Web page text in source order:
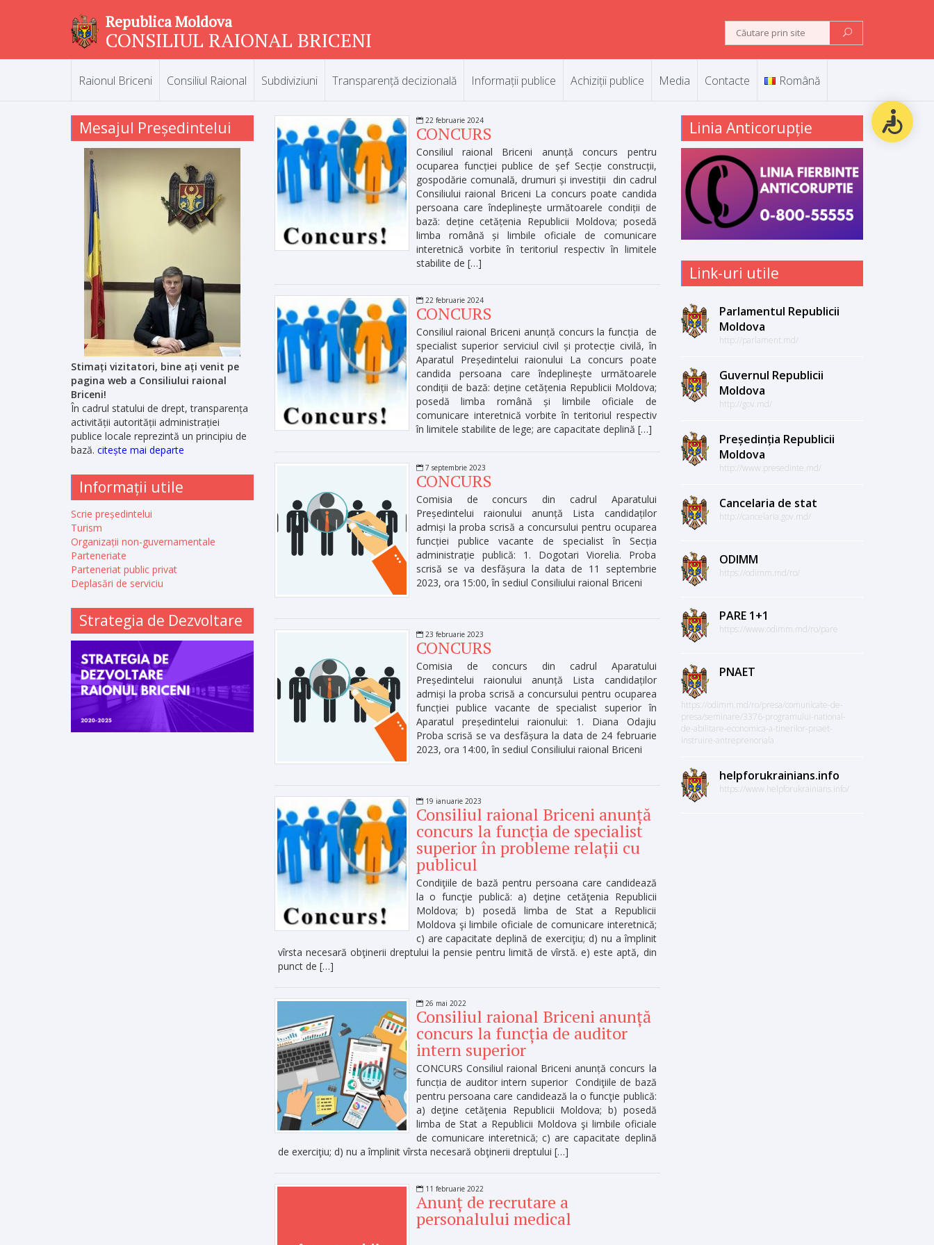
Republica Moldova
CONSILIUL RAIONAL BRICENI
Raionul Briceni Consiliul Raional Subdiviziuni Transparență decizională Informații publice Achiziții publice Media Contacte Română
Mesajul Președintelui
Stimați vizitatori, bine ați venit pe
pagina web a Consiliului raional
Briceni!
În cadrul statului de drept, transparența
activității autorității administrației
publice locale reprezintă un principiu de
bază. citește mai departe
Informații utile
Scrie președintelui
Turism
Organizații non-guvernamentale
Parteneriate
Parteneriat public privat
Deplasări de serviciu
Strategia de Dezvoltare
22 februarie 2024
CONCURS
Consiliul raional Briceni anunță concurs pentru
ocuparea funcției publice de șef Secție construcții,
gospodărie comunală, drumuri și investiții din cadrul
Consiliului raional Briceni La concurs poate candida
persoana care îndeplinește următoarele condiții de
bază: deține cetățenia Republicii Moldova; posedă
limba română și limbile oficiale de comunicare
interetnică vorbite în teritoriul respectiv în limitele
stabilite de […]
22 februarie 2024
CONCURS
Consiliul raional Briceni anunță concurs la funcția de
specialist superior serviciul civil și protecție civilă, în
Aparatul Președintelui raionului La concurs poate
candida persoana care îndeplinește următoarele
condiții de bază: deține cetățenia Republicii Moldova;
posedă limba română și limbile oficiale de
comunicare interetnică vorbite în teritoriul respectiv
în limitele stabilite de lege; are capacitate deplină […]
7 septembrie 2023
CONCURS
Comisia de concurs din cadrul Aparatului
Președintelui raionului anunță Lista candidaților
admiși la proba scrisă a concursului pentru ocuparea
funcției publice vacante de specialist în Secția
administrație publică: 1. Dogotari Viorelia. Proba
scrisă se va desfășura la data de 11 septembrie
2023, ora 15:00, în sediul Consiliului raional Briceni
23 februarie 2023
CONCURS
Comisia de concurs din cadrul Aparatului
Președintelui raionului anunță Lista candidaților
admiși la proba scrisă a concursului pentru ocuparea
funcției publice vacante de specialist superior în
Aparatul președintelui raionului: 1. Diana Odajiu
Proba scrisă se va desfășura la data de 24 februarie
2023, ora 14:00, în sediul Consiliului raional Briceni
19 ianuarie 2023
Consiliul raional Briceni anunță
concurs la funcția de specialist
superior în probleme relații cu
publicul
Condiţiile de bază pentru persoana care candidează
la o funcţie publică: a) deţine cetăţenia Republicii
Moldova; b) posedă limba de Stat a Republicii
Moldova şi limbile oficiale de comunicare interetnică;
c) are capacitate deplină de exerciţiu; d) nu a împlinit
vîrsta necesară obţinerii dreptului la pensie pentru limită de vîrstă. e) este aptă, din
punct de […]
26 mai 2022
Consiliul raional Briceni anunță
concurs la funcția de auditor
intern superior
CONCURS Consiliul raional Briceni anunță concurs la
funcția de auditor intern superior Condiţiile de bază
pentru persoana care candidează la o funcţie publică:
a) deţine cetăţenia Republicii Moldova; b) posedă
limba de Stat a Republicii Moldova şi limbile oficiale
de comunicare interetnică; c) are capacitate deplină
de exerciţiu; d) nu a împlinit vîrsta necesară obţinerii dreptului […]
11 februarie 2022
Anunț de recrutare a
personalului medical
Linia Anticorupție
Link-uri utile
Parlamentul Republicii
Moldova
http://parlament.md/
Guvernul Republicii
Moldova
http://gov.md/
Președinția Republicii
Moldova
http://www.presedinte.md/
Cancelaria de stat
http://cancelaria.gov.md/
ODIMM
https://odimm.md/ro/
PARE 1+1
https://www.odimm.md/ro/pare
PNAET
https://odimm.md/ro/presa/comunicate-de-
presa/seminare/3376-programului-national-
de-abilitare-economica-a-tinerilor-pnaet-
instruire-antreprenoriala
helpforukrainians.info
https://www.helpforukrainians.info/